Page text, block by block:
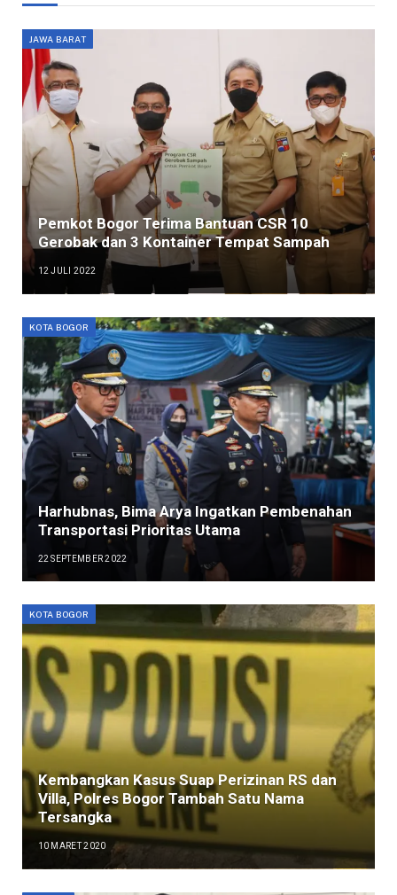
JAWA BARAT
Pemkot Bogor Terima Bantuan CSR 10
Gerobak dan 3 Kontainer Tempat Sampah
12 JULI 2022
KOTA BOGOR
Harhubnas, Bima Arya Ingatkan Pembenahan
Transportasi Prioritas Utama
22 SEPTEMBER 2022
KOTA BOGOR
Kembangkan Kasus Suap Perizinan RS dan
Villa, Polres Bogor Tambah Satu Nama
Tersangka
10 MARET 2020